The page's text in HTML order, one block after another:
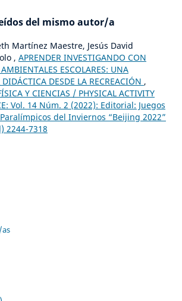
del mismo autor/a
Martínez Maestre, Jesús David
, APRENDER INVESTIGANDO CON
AMBIENTALES ESCOLARES: UNA
DIDÁCTICA DESDE LA RECREACIÓN ,
Y CIENCIAS / PHYSICAL ACTIVITY
Vol. 14 Núm. 2 (2022): Editorial: Juegos
del Inviernos “Beijing 2022”
2244-7318